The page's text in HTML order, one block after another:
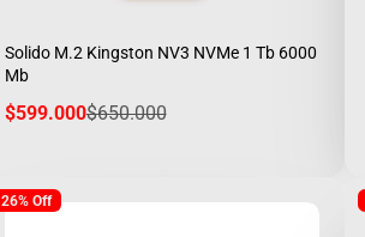
Solido M.2 Kingston NV3 NVMe 1 Tb 6000
Mb
Sale
$599.000Regular
$650.000
26% Off